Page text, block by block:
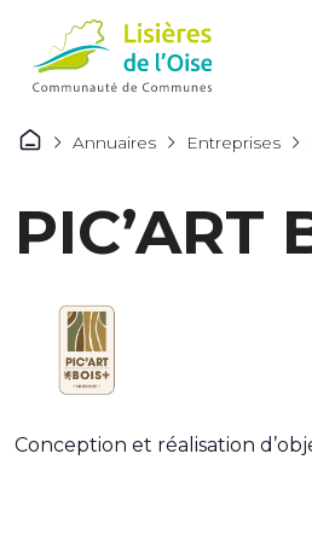
Annuaires Entreprises
PIC’ART
Conception et réalisation